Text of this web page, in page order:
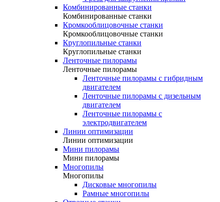
Комбинированные станки
Комбинированные станки
Кромкооблицовочные станки
Кромкооблицовочные станки
Круглопильные станки
Круглопильные станки
Ленточные пилорамы
Ленточные пилорамы
Ленточные пилорамы с гибридным
двигателем
Ленточные пилорамы с дизельным
двигателем
Ленточные пилорамы с
электродвигателем
Линии оптимизации
Линии оптимизации
Мини пилорамы
Мини пилорамы
Многопилы
Многопилы
Дисковые многопилы
Рамные многопилы